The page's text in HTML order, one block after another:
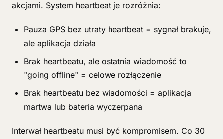
akcjami. System heartbeat je rozróżnia:
Pauza GPS bez utraty heartbeat = sygnał brakuje,
ale aplikacja działa
Brak heartbeatu, ale ostatnia wiadomość to
"going offline" = celowe rozłączenie
Brak heartbeatu bez wiadomości = aplikacja
martwa lub bateria wyczerpana
Interwał heartbeatu musi być kompromisem. Co 30